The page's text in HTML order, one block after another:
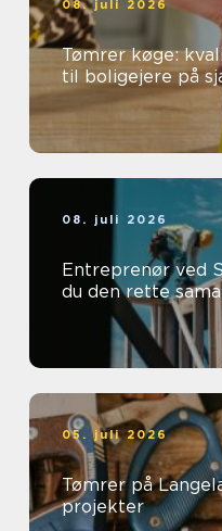
08. juli 2026
Tømrer køge:
til boligejere på
08. juli 2026
Entreprenør ved
du den rette
05. juli 2026
Tømrer på
projekter